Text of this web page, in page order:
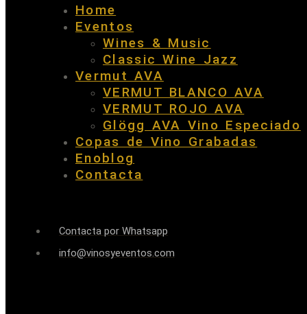
Home
Eventos
Wines & Music
Classic Wine Jazz
Vermut AVA
VERMUT BLANCO AVA
VERMUT ROJO AVA
Glögg AVA Vino Especiado
Copas de Vino Grabadas
Enoblog
Contacta
Contacta por Whatsapp
info@vinosyeventos.com